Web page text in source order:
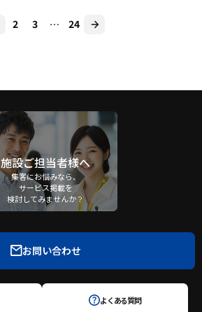
2 3 … 24
施設ご担当者様へ
集客にお悩みなら、
サービス掲載を
検討してみませんか？
お問い合わせ
よくある質問